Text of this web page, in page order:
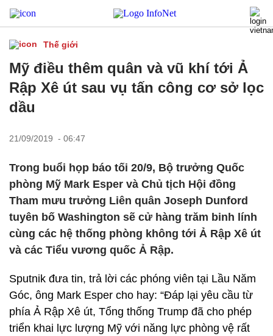
Thế giới
Mỹ điều thêm quân và vũ khí tới Ả
Rập Xê út sau vụ tấn công cơ sở lọc
dầu
21/09/2019 - 06:47
Trong buổi họp báo tối 20/9, Bộ trưởng Quốc
phòng Mỹ Mark Esper và Chủ tịch Hội đồng
Tham mưu trưởng Liên quân Joseph Dunford
tuyên bố Washington sẽ cử hàng trăm binh lính
cùng các hệ thống phòng không tới Ả Rập Xê út
và các Tiểu vương quốc Ả Rập.
Sputnik đưa tin, trả lời các phóng viên tại Lầu Năm
Góc, ông Mark Esper cho hay: “Đáp lại yêu cầu từ
phía Ả Rập Xê út, Tổng thống Trump đã cho phép
triển khai lực lượng Mỹ với năng lực phòng vệ rất